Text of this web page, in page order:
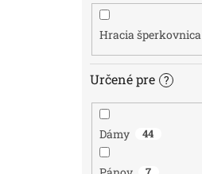
Hracia šperkovnica
Určené pre ?
Dámy 44